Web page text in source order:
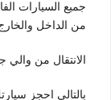
جميع السيارات
من الداخل
الانتقال من
بالتالي احجز